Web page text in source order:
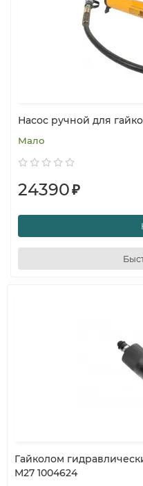
Насос ручной для
Мало
24390₽
Гайколом
M27 1004624